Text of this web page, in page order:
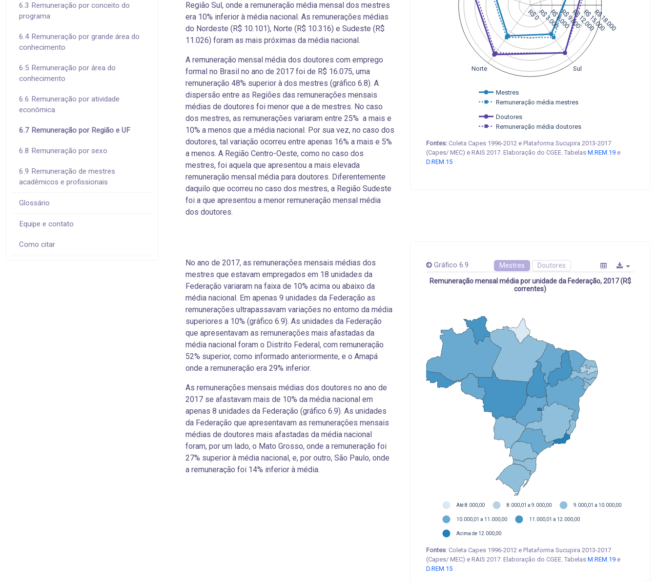
6.3 Remuneração por conceito do
programa
6.4 Remuneração por grande área do
conhecimento
6.5 Remuneração por área do
conhecimento
6.6 Remuneração por atividade
econômica
6.7 Remuneração por Região e UF
6.8 Remuneração por sexo
6.9 Remuneração de mestres
acadêmicos e profissionais
Glossário
Equipe e contato
Como citar
Região Sul, onde a remuneração média mensal dos mestres
era 10% inferior à média nacional. As remunerações médias
do Nordeste (R$ 10.101), Norte (R$ 10.316) e Sudeste (R$
11.026) foram as mais próximas da média nacional.
A remuneração mensal média dos doutores com emprego
formal no Brasil no ano de 2017 foi de R$ 16.075, uma
remuneração 48% superior à dos mestres (gráfico 6.8). A
dispersão entre as Regiões das remunerações mensais
médias de doutores foi menor que a de mestres. No caso
dos mestres, as remunerações variaram entre 25% a mais e
10% a menos que a média nacional. Por sua vez, no caso dos
doutores, tal variação ocorreu entre apenas 16% a mais e 5%
a menos. A Região Centro-Oeste, como no caso dos
mestres, foi aquela que apresentou a mais elevada
remuneração mensal média para doutores. Diferentemente
daquilo que ocorreu no caso dos mestres, a Região Sudeste
foi a que apresentou a menor remuneração mensal média
dos doutores.
Norte Sul
R$ 0R$ 3.000R$ 6.000R$ 9.000R$ 12.000
R$ 15.000
R$ 18.000
Mestres
Remuneração média mestres
Doutores
Remuneração média doutores
Fontes: Coleta Capes 1996-2012 e Plataforma Sucupira 2013-2017
(Capes/ MEC) e RAIS 2017. Elaboração do CGEE. Tabelas M.REM.19 e
D.REM.15
No ano de 2017, as remunerações mensais médias dos
mestres que estavam empregados em 18 unidades da
Federação variaram na faixa de 10% acima ou abaixo da
média nacional. Em apenas 9 unidades da Federação as
remunerações ultrapassavam variações no entorno da média
superiores a 10% (gráfico 6.9). As unidades da Federação
que apresentavam as remunerações mais afastadas da
média nacional foram o Distrito Federal, com remuneração
52% superior, como informado anteriormente, e o Amapá
onde a remuneração era 29% inferior.
As remunerações mensais médias dos doutores no ano de
2017 se afastavam mais de 10% da média nacional em
apenas 8 unidades da Federação (gráfico 6.9). As unidades
da Federação que apresentavam as remunerações mensais
médias de doutores mais afastadas da média nacional
foram, por um lado, o Mato Grosso, onde a remuneração foi
27% superior à média nacional, e, por outro, São Paulo, onde
a remuneração foi 14% inferior à média.
Gráfico 6.9 Mestres Doutores
Remuneração mensal média por unidade da Federação, 2017 (R$
correntes)
Até 8.000,00 8.000,01 a 9.000,00 9.000,01 a 10.000,00
10.000,01 a 11.000,00 11.000,01 a 12.000,00
Acima de 12.000,00
Fontes: Coleta Capes 1996-2012 e Plataforma Sucupira 2013-2017
(Capes/ MEC) e RAIS 2017. Elaboração do CGEE. Tabelas M.REM.19 e
D.REM.15